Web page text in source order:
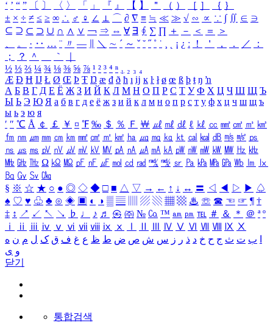
‘ ’ “ ” 〔 〕 〈 〉 「 」 『 』 【 】 ＂ （ ） ［ ］ ｛ ｝
± × ÷ ≠ ≤ ≥ ∞ ∴ ♂ ♀ ∠ ⊥ ⌒ ∂ ∇ ≡ ≒ ≪ ≫ √ ∽ ∝ ∵ ∫ ∬ ∈ ∋
⊆ ⊇ ⊂ ⊃ ∪ ∩ ∧ ∨ ￢ ⇒ ⇔ ∀ ∃ ∮ ∑ ∏ ＋ － ＜ ＝
＞
、
。 · ‥ … ¨ 〃 ― ＼ ∼ ´ ～ ˇ ˘ ˝ ˚ ˙ ¸ ¡ ¿ ː ！ ＇ ， ． ／
：
；
？ ＾ ｀
½ ⅓ ⅔ ¼ ¾ ⅛ ⅜ ⅝ ⅞ ¹ ² ³ ⁴ ⁿ ₁ ₂ ₃ ₄
Æ Ð Ħ Ĳ Ł Ø Œ Þ Ŧ Ŋ æ đ ð ħ ı ĳ ĸ ŀ ł ø œ ß þ ŧ ŋ ŉ
А Б В Г Д Е Ё Ж З И Й К Л М Н О П Р С Т У Ф Х Ц Ч Ш Щ Ъ
Ы Ь Э Ю Я а б в г д е ё ж з и й к л м н о п р с т у ф х ц ч ш щ ъ
ы ь э ю я
′ ″ ℃ Å ￠ ￡ ￥ ¤ ℉ ‰ ＄ ％ Ｆ ￦ ㎕ ㎖ ㎗ ℓ ㎘ ㏄ ㎣ ㎤ ㎥ ㎦
㎙ ㎚ ㎛ ㎜ ㎝ ㎞ ㎟ ㎠ ㎡ ㎢ ㏊ ㎍ ㎎ ㎏ ㏏ ㎈ ㎉ ㏈ ㎧ ㎨ ㎰
㎱ ㎲ ㎳ ㎴ ㎵ ㎶ ㎷ ㎸ ㎹ ㎀ ㎁ ㎂ ㎃ ㎄ ㎺ ㎻ ㎽ ㎾ ㎿ ㎐ ㎑
㎒ ㎓ ㎔ Ω ㏀ ㏁ ㎊ ㎋ ㎌ ㏖ ㏅ ㎭ ㎮ ㎯ ㏛ ㎩ ㎪ ㎫ ㎬ ㏝ ㏐
㏓
㏃ ㏉ ㏜ ㏆
§ ※ ☆ ★ ○ ● ◎ ◇ ◆ □ ■ △ ▽ → ← ↑ ↓ ↔ 〓 ◁ ◀ ▷ ▶ ♤
♠ ♡ ♥ ♧ ♣ ⊙ ◈ ▣ ◐ ◑ ▒ ▤ ▨ ▧ ▦ ▩ ♨ ☏ ☎ ☜ ☞ ¶ †
‡ ↕ ↗ ↙ ↖ ↘ ♭ ♩ ♪ ♬ ㉿ ㈜ № ㏇ ™ ㏂ ㏘ ℡ ＃ ＆ ＊ ＠ ª º
ⅰ
ⅱ ⅲ ⅳ ⅴ ⅵ ⅶ ⅷ ⅸ ⅹ Ⅳ Ⅴ Ⅵ Ⅶ Ⅷ Ⅸ Ⅹ
ب ت ث ج ح خ د ذ ر ز س ش ص ض ط ظ ع غ ف ق ک ل م ن ه
و ی
닫기
통합검색